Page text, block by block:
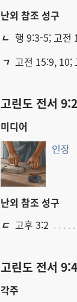
난외 참조 성구
ㄴ 행 9:3-5; 고전
ㄱ 고전 15:9, 10;
고린도 전서 9:2
미디어
인장
난외 참조 성구
ㄷ 고후 3:2
고린도 전서 9:4
각주